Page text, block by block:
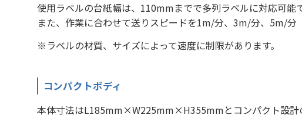
使用ラベルの台紙幅は、110mmまでで多列ラベルに対応可能で
また、作業に合わせて送りスピードを1m/分、3m/分、5m/分
※ラベルの材質、サイズによって速度に制限があります。
コンパクトボディ
本体寸法はL185mm×W225mm×H355mmとコンパクト設計